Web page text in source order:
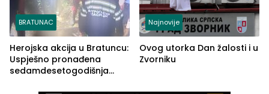
BRATUNAC
Herojska akcija u Bratuncu:
Uspješno pronađena
sedamdesetogodišnja
Najnovije
Ovog utorka Dan žalosti i u
Zvorniku